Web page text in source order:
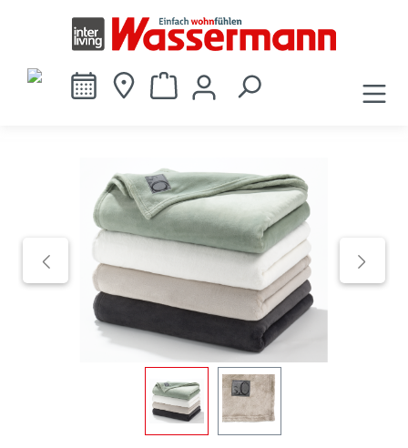
springen
Bildergalerie überspringen